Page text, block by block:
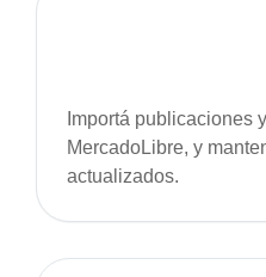
Importá publicaciones
MercadoLibre, y
actualizados.